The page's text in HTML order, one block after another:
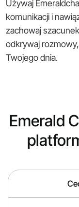
Używaj
komunikacji i
zachowaj
odkrywaj
Twojego dnia.
Emerald